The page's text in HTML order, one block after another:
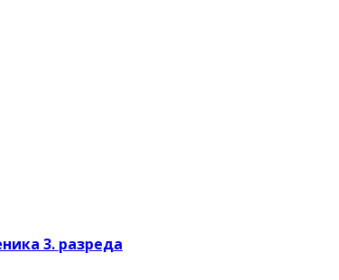
3. разреда